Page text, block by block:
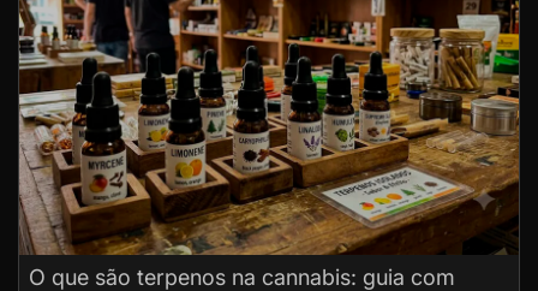
O que são terpenos na cannabis: guia com